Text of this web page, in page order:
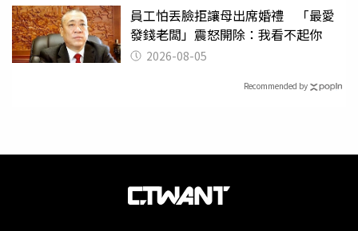
員工怕丟臉拒讓母出席婚禮 「最愛
發錢老闆」震怒開除：我看不起你
2026-08-05
Recommended by